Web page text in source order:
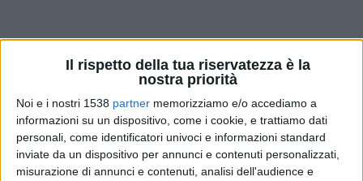
Il rispetto della tua riservatezza è la
nostra priorità
Noi e i nostri 1538 partner memorizziamo e/o accediamo a
informazioni su un dispositivo, come i cookie, e trattiamo dati
personali, come identificatori univoci e informazioni standard
inviate da un dispositivo per annunci e contenuti personalizzati,
misurazione di annunci e contenuti, analisi dell'audience e
INFORMAZIONE AZIENDALE